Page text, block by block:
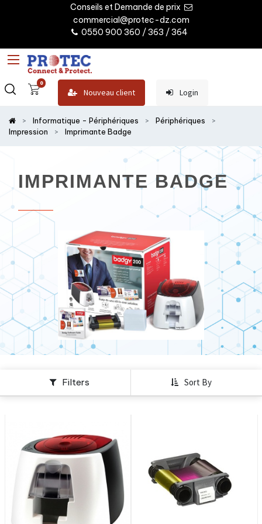
Conseils et Demande de prix
commercial@protec-dz.com
0550 900 360 / 363 / 364
0
Nouveau client Login
Informatique - Périphériques
Périphériques
Impression
Imprimante Badge
IMPRIMANTE BADGE
Filters Sort By